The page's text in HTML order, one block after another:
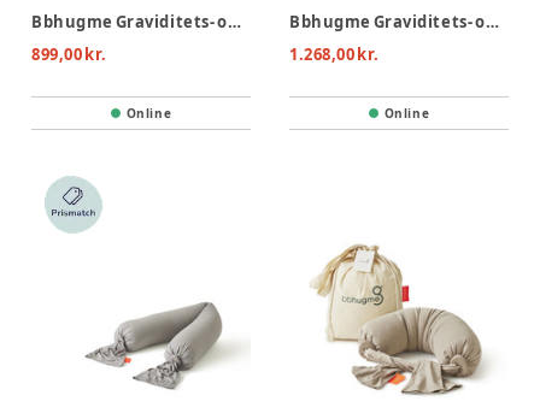
Bbhugme Graviditets- og Ammepude - Eucalyptus
899,00 kr.
Online
Bbhugme Graviditets- og Ammepude - Dusty Pink
1.268,00 kr.
Online